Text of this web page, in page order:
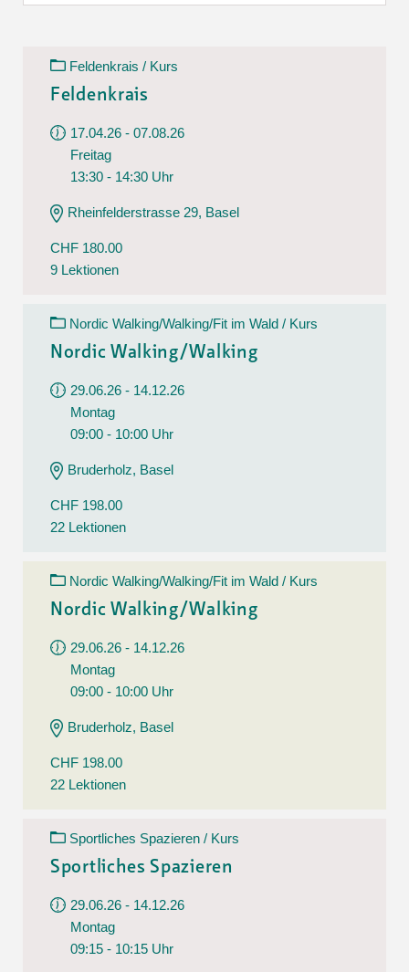
Feldenkrais / Kurs
Feldenkrais
17.04.26 - 07.08.26
Freitag
13:30 - 14:30 Uhr
Rheinfelderstrasse 29, Basel
CHF 180.00
9 Lektionen
Nordic Walking/Walking/Fit im Wald / Kurs
Nordic Walking/Walking
29.06.26 - 14.12.26
Montag
09:00 - 10:00 Uhr
Bruderholz, Basel
CHF 198.00
22 Lektionen
Nordic Walking/Walking/Fit im Wald / Kurs
Nordic Walking/Walking
29.06.26 - 14.12.26
Montag
09:00 - 10:00 Uhr
Bruderholz, Basel
CHF 198.00
22 Lektionen
Sportliches Spazieren / Kurs
Sportliches Spazieren
29.06.26 - 14.12.26
Montag
09:15 - 10:15 Uhr